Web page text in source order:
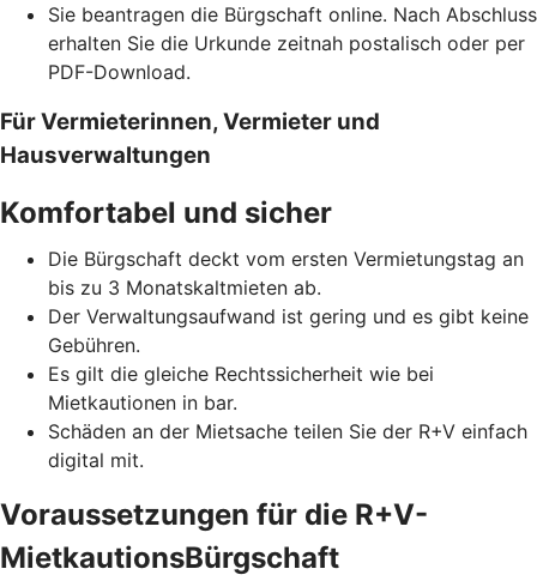
Sie beantragen die Bürgschaft online. Nach Abschluss
erhalten Sie die Urkunde zeitnah postalisch oder per
PDF-Download.
Für Vermieterinnen, Vermieter und
Hausverwaltungen
Komfortabel und sicher
Die Bürgschaft deckt vom ersten Vermietungstag an
bis zu 3 Monatskaltmieten ab.
Der Verwaltungsaufwand ist gering und es gibt keine
Gebühren.
Es gilt die gleiche Rechtssicherheit wie bei
Mietkautionen in bar.
Schäden an der Mietsache teilen Sie der R+V einfach
digital mit.
Voraussetzungen für die R+V-
MietkautionsBürgschaft